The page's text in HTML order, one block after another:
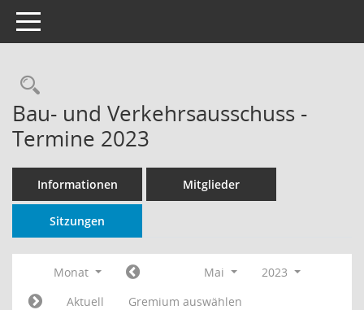
Toggle navigation
Rechercheauswahl
Bau- und Verkehrsausschuss -
Termine 2023
Informationen Mitglieder
Sitzungen
Monat Mai
2023
Aktuell
Gremium auswählen